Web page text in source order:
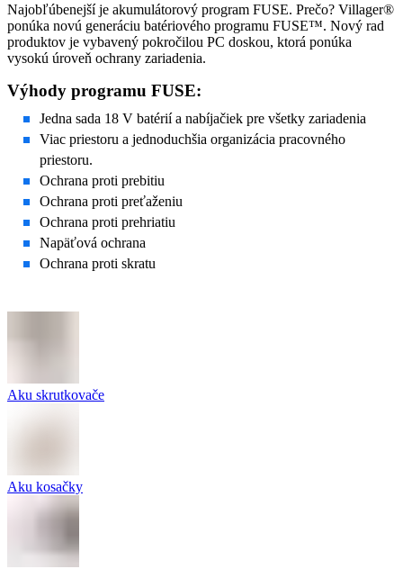
Najobľúbenejší je akumulátorový program FUSE. Prečo? Villager®
ponúka novú generáciu batériového programu FUSE™. Nový rad
produktov je vybavený pokročilou PC doskou, ktorá ponúka
vysokú úroveň ochrany zariadenia.
Výhody programu FUSE:
Jedna sada 18 V batérií a nabíjačiek pre všetky zariadenia
Viac priestoru a jednoduchšia organizácia pracovného
priestoru.
Ochrana proti prebitiu
Ochrana proti preťaženiu
Ochrana proti prehriatiu
Napäťová ochrana
Ochrana proti skratu
Aku skrutkovače
Aku kosačky